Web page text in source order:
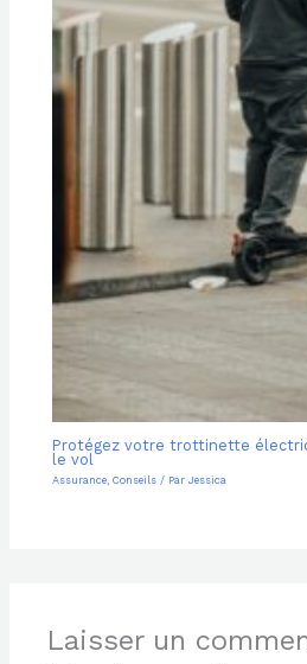
Protégez votre trottinette
le vol
Assurance ,Conseils / ParJessica
Laisser un